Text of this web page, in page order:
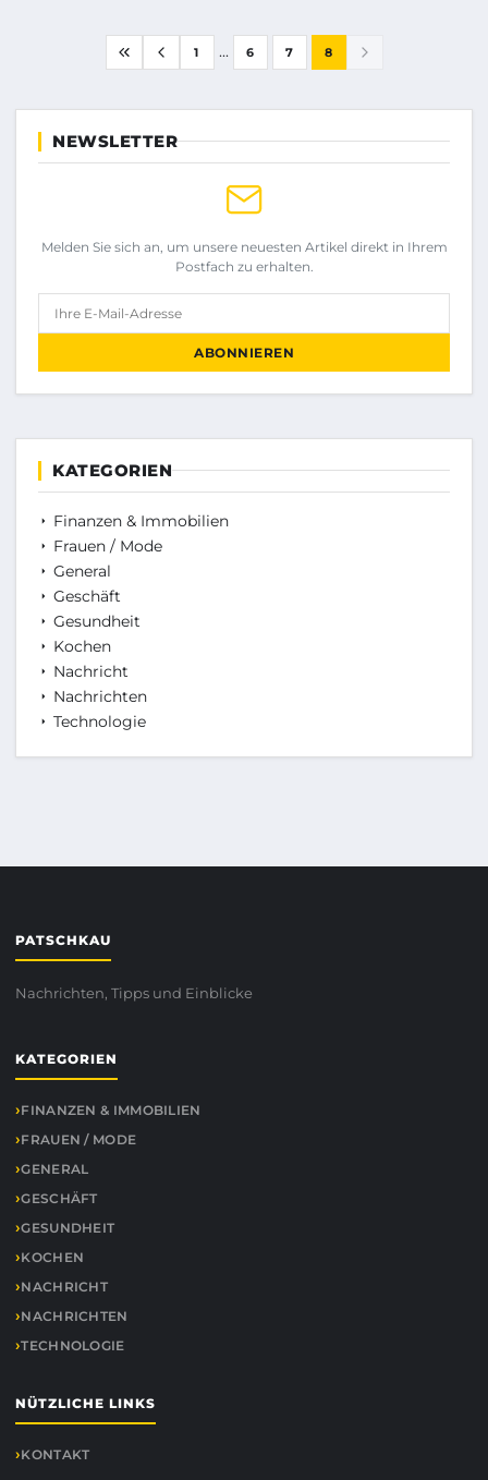
1 ... 6 7 8
NEWSLETTER
Melden Sie sich an, um unsere neuesten Artikel direkt in Ihrem
Postfach zu erhalten.
ABONNIEREN
KATEGORIEN
Finanzen & Immobilien
Frauen / Mode
General
Geschäft
Gesundheit
Kochen
Nachricht
Nachrichten
Technologie
PATSCHKAU
Nachrichten, Tipps und Einblicke
KATEGORIEN
FINANZEN & IMMOBILIEN
FRAUEN / MODE
GENERAL
GESCHÄFT
GESUNDHEIT
KOCHEN
NACHRICHT
NACHRICHTEN
TECHNOLOGIE
NÜTZLICHE LINKS
KONTAKT